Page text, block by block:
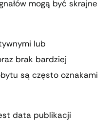
mogą być skrajne
lub
brak bardziej
są często oznakami
data publikacji